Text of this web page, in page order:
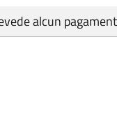
alcun